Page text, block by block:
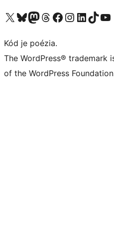
Navštívte náš účet na X (predtým Twitter)
Navštívte náš účet na platforme Bluesky
Navštívte náš účet na Mastodone
Navštívte náš účet na platforme Threads
Navštívte našu stránku na Facebooku
Navštívte náš účet
Navštívte náš účet
Navštívte náš účet na
Kód je poézia.
The WordPress® trademark
of the WordPress